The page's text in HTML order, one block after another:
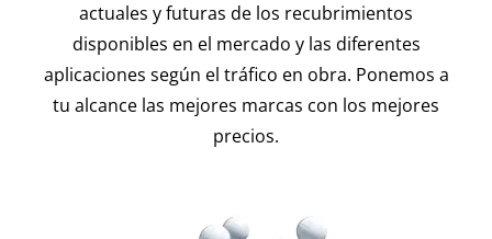
actuales y futuras de los recubrimientos
disponibles en el mercado y las diferentes
aplicaciones según el tráfico en obra. Ponemos a
tu alcance las mejores marcas con los mejores
precios.